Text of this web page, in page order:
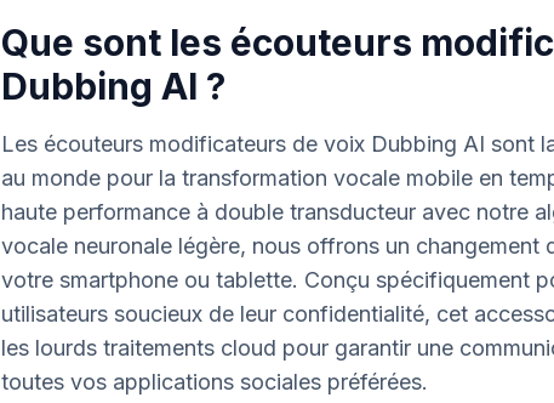
Que sont les écouteurs
Dubbing AI ?
Les écouteurs modificateurs de voix Dubbing AI sont
au monde pour la transformation vocale mobile en
haute performance à double transducteur avec notre
vocale neuronale légère, nous offrons un changement
votre smartphone ou tablette. Conçu spécifiquement
utilisateurs soucieux de leur confidentialité, cet
les lourds traitements cloud pour garantir une
toutes vos applications sociales préférées.